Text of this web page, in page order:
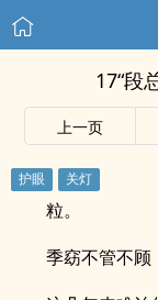
17“段
上一页
粒。
季窈不管不顾